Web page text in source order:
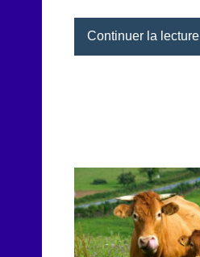
Continuer la lecture